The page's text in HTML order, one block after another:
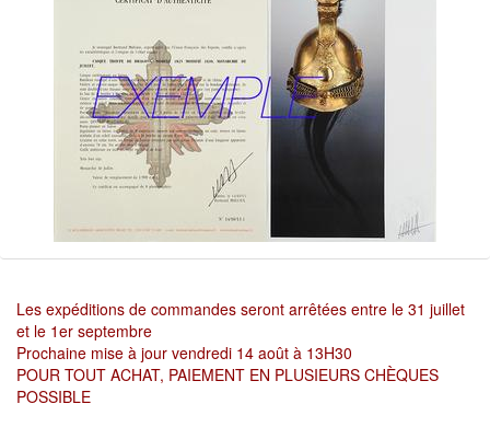
Les expéditions de commandes seront arrêtées entre le 31 juillet
et le 1er septembre
Prochaine mise à jour vendredi 14 août à 13H30
POUR TOUT ACHAT, PAIEMENT EN PLUSIEURS CHÈQUES
POSSIBLE